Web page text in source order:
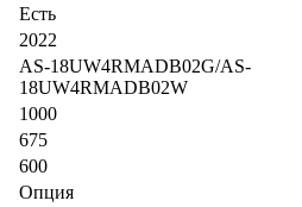
Есть
2022
AS-18UW4RMADB02G/AS-
18UW4RMADB02W
1000
675
600
Опция